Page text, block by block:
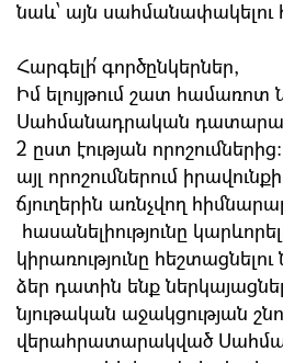
նաև՝ այն սահմանափակելու
Հարգելի՛ գործընկերներ,
Իմ ելույթում շատ համառոտ
Սահմանադրական
2 ըստ էության
այլ որոշումներում
ճյուղերին առնչվող
հասանելիությունը
կիրառությունը
ձեր դատին ենք
նյութական աջակցության
վերահրատարակված